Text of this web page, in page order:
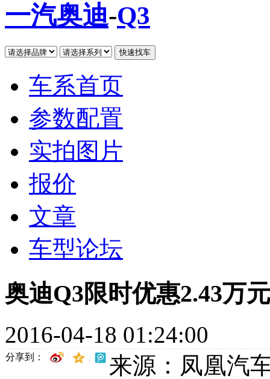
一汽奥迪-Q3
车系首页
参数配置
实拍图片
报价
文章
车型论坛
奥迪Q3限时优惠2.43万
2016-04-18 01:24:00
分享到： 来源：凤凰汽